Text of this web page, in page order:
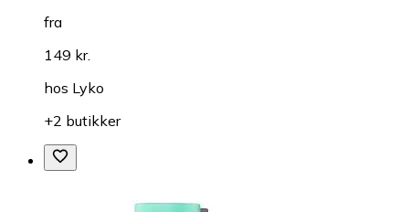
fra
149 kr.
hos Lyko
+2 butikker